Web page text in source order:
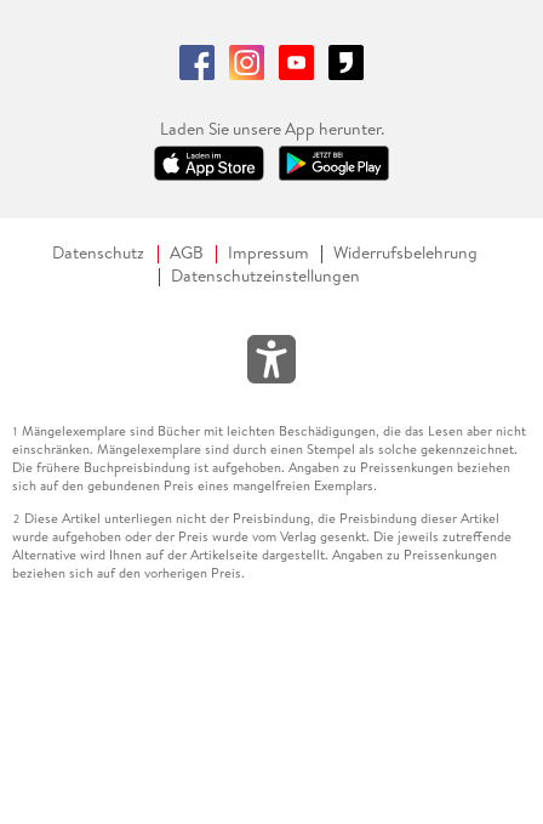
Laden Sie unsere App herunter.
Datenschutz AGB Impressum
Widerrufsbelehrung
Datenschutzeinstellungen
1 Mängelexemplare sind Bücher mit leichten Beschädigungen, die das Lesen aber nicht
einschränken. Mängelexemplare sind durch einen Stempel als solche gekennzeichnet.
Die frühere Buchpreisbindung ist aufgehoben. Angaben zu Preissenkungen beziehen
sich auf den gebundenen Preis eines mangelfreien Exemplars.
2 Diese Artikel unterliegen nicht der Preisbindung, die Preisbindung dieser Artikel
wurde aufgehoben oder der Preis wurde vom Verlag gesenkt. Die jeweils zutreffende
Alternative wird Ihnen auf der Artikelseite dargestellt. Angaben zu Preissenkungen
beziehen sich auf den vorherigen Preis.